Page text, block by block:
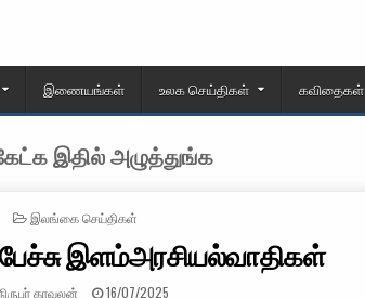
இணையங்கள் உலக செய்திகள் கவிதைகள்
இதில் அழுத்துங்க
POSTED IN
இலங்கை செய்திகள்
இளம்அரசியல்வாதிகள்
காவலன் PUBLISHED DATE:
16/07/2025